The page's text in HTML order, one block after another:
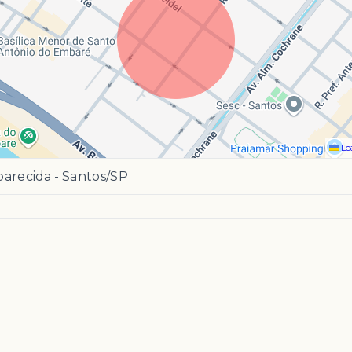
- Santos/SP